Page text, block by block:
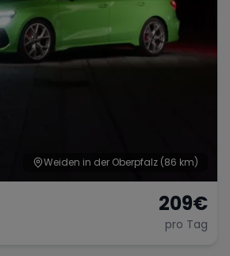
Rolls Royce Aston Martin
Corvette
Weiden in der Oberpfalz (86 km)
209€
pro Tag